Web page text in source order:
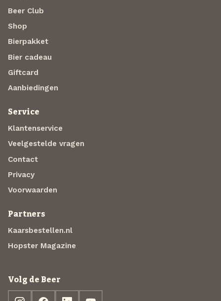
Beer Club
Shop
Bierpakket
Bier cadeau
Giftcard
Aanbiedingen
Service
Klantenservice
Veelgestelde vragen
Contact
Privacy
Voorwaarden
Partners
Kaarsbestellen.nl
Hopster Magazine
Volg de Beer